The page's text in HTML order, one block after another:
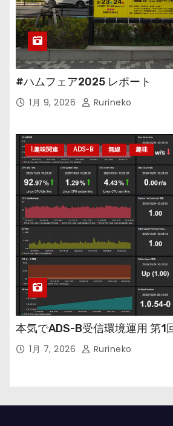
#ハムフェア2025 レポート
1月 9, 2026 Rurineko
1.趣味関連 ADS-B 無線 趣味
本気でADS-B受信環境運用 第1
1月 7, 2026 Rurineko